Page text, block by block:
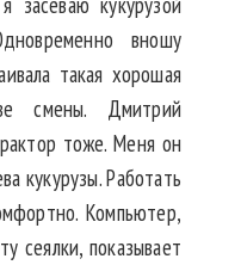
вношу
такая хорошая
смены. Дмитрий
тоже. Меня он
кукурузы. Работать
Компьютер,
сеялки, показывает